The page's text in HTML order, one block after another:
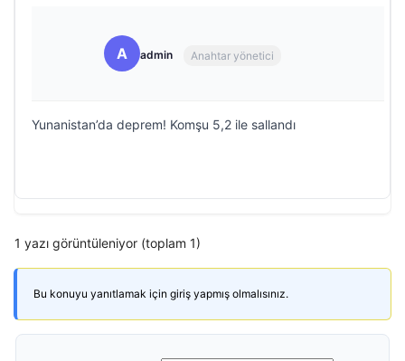
A admin Anahtar yönetici
Yunanistan’da deprem! Komşu 5,2 ile sallandı
1 yazı görüntüleniyor (toplam 1)
Bu konuyu yanıtlamak için giriş yapmış olmalısınız.